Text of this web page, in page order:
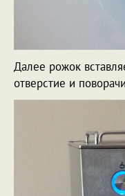
Далее рожок
отверстие и